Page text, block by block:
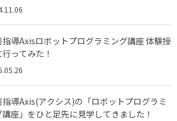
指導Axisロボットプログラミング講座 体験授
ってみた！
指導Axis(アクシス)の「ロボットプログラミ
講座」をひと足先に見学してきました！